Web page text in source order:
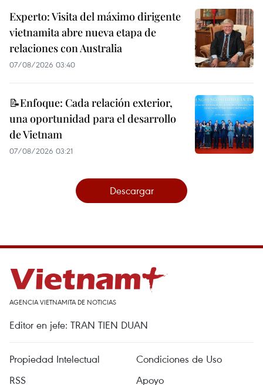
Experto: Visita del máximo dirigente
vietnamita abre nueva etapa de
relaciones con Australia
07/08/2026 03:40
📝Enfoque: Cada relación exterior,
una oportunidad para el desarrollo
de Vietnam
07/08/2026 03:21
Descargar
AGENCIA VIETNAMITA DE NOTICIAS
Editor en jefe: TRAN TIEN DUAN
Propiedad Intelectual
Condiciones de Uso
RSS
Apoyo